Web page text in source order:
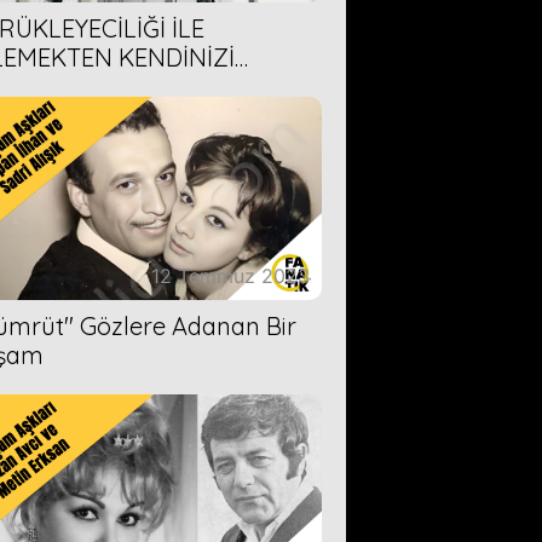
İLE
KENDİNİZİ
12 Temmuz 2023
Gözlere Adanan Bir